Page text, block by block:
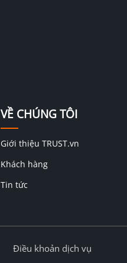
VỀ CHÚNG TÔI
Giới thiệu TRUST.vn
Khách hàng
Tin tức
Điều khoản dịch vụ